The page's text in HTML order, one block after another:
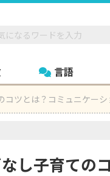
言語
コツとは？コミュニケーシ
し子育ての